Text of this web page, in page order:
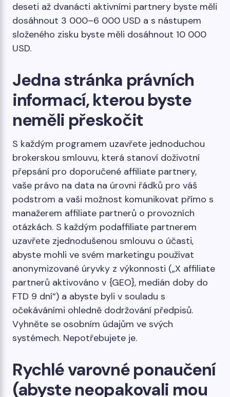
deseti až dvanácti aktivními partnery byste měli
dosáhnout 3 000–6 000 USD a s nástupem
složeného zisku byste měli dosáhnout 10 000
USD.
Jedna stránka právních
informací, kterou byste
neměli přeskočit
S každým programem uzavřete jednoduchou
brokerskou smlouvu, která stanoví doživotní
přepsání pro doporučené affiliate partnery,
vaše právo na data na úrovni řádků pro váš
podstrom a vaši možnost komunikovat přímo s
manažerem affiliate partnerů o provozních
otázkách. S každým podaffiliate partnerem
uzavřete zjednodušenou smlouvu o účasti,
abyste mohli ve svém marketingu používat
anonymizované úryvky z výkonnosti („X affiliate
partnerů aktivováno v {GEO}, medián doby do
FTD 9 dní“) a abyste byli v souladu s
očekáváními ohledně dodržování předpisů.
Vyhněte se osobním údajům ve svých
systémech. Nepotřebujete je.
Rychlé varovné ponaučení
(abyste neopakovali mou